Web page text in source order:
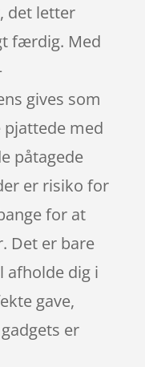
det letter
færdig. Med
gives som
pjattede med
påtagede
er risiko for
for at
Det er bare
afholde dig i
gave,
er